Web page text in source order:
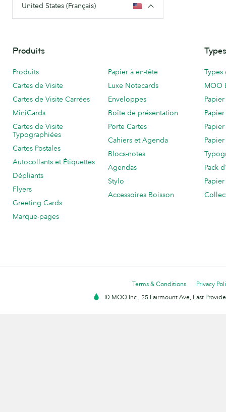
United States (Français)
Produits
Produits
Cartes de Visite
Cartes de Visite Carrées
MiniCards
Cartes de Visite
Typographiées
Cartes Postales
Autocollants et Étiquettes
Dépliants
Flyers
Greeting Cards
Marque-pages
Papier à en-tête
Luxe Notecards
Enveloppes
Boîte de présentation
Porte Cartes
Cahiers et Agenda
Blocs-notes
Agendas
Stylo
Accessoires Boisson
MOO
Pack
Terms & Conditions
Privacy
© MOO Inc., 25 Fairmount Ave, East